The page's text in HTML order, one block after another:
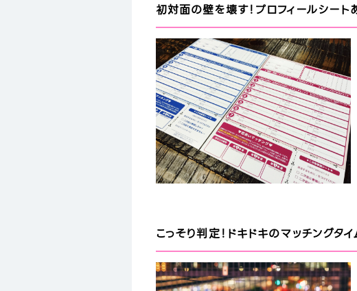
初対面の壁を壊す！プロフィールシート
こっそり判定！ドキドキのマッチングタ